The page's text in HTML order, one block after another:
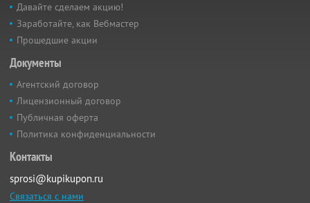
Давайте сделаем акцию!
Заработайте, как Вебмастер
Прошедшие акции
Документы
Агентский договор
Лицензионный договор
Публичная оферта
Политика конфиденциальности
Контакты
sprosi@kupikupon.ru
Связаться с нами